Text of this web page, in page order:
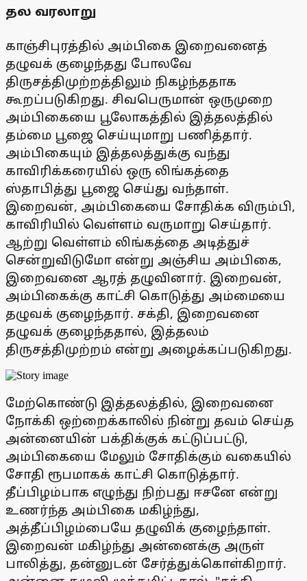
தல வரலாறு
காஞ்சிபுரத்தில் அம்பிகை இறைவனைத்
தழுவக் குழைந்தது போலவே
திருசத்திமுற்றத்திலும் நிகழ்ந்ததாக
கூறப்படுகிறது. சிவபெருமான் ஒருமுறை
அம்பிகையை பூலோகத்தில் இத்தலத்தில்
தம்மை பூஜை செய்யுமாறு பணித்தார்.
அம்பிகையும் இத்தலத்துக்கு வந்து
காவிரிக்கரையில் ஒரு லிங்கத்தை
ஸ்தாபித்து பூஜை செய்து வந்தாள்.
இறைவன், அம்பிகையை சோதிக்க விரும்பி,
காவிரியில் வெள்ளம் வருமாறு செய்தார்.
ஆற்று வெள்ளம் லிங்கத்தை அடித்துச்
சென்றுவிடுமோ என்று அஞ்சிய அம்பிகை,
இறைவனை ஆரத் தழுவினார். இறைவன்,
அம்பிகைக்கு காட்சி கொடுத்து அம்மையை
தழுவக் குழைந்தார். சக்தி, இறைவனை
தழுவக் குழைந்ததால், இத்தலம்
திருசத்திமுற்றம் என்று அழைக்கப்படுகிறது.
மேற்கொண்டு இத்தலத்தில், இறைவனை
நோக்கி ஒற்றைக்காலில் நின்று தவம் செய்த
அன்னையின் பக்திக்குக் கட்டுப்பட்டு,
அம்பிகையை மேலும் சோதிக்கும் வகையில்
சோதி ரூபமாகக் காட்சி கொடுத்தார்.
தீப்பிழம்பாக எழுந்து நிற்பது ஈசனே என்று
உணர்ந்த அம்பிகை மகிழ்ந்து,
அத்தீப்பிழம்பையே தழுவிக் குழைந்தாள்.
இறைவன் மகிழ்ந்து அன்னைக்கு அருள்
பாலித்து, தன்னுடன் சேர்த்துக்கொள்கிறார்.